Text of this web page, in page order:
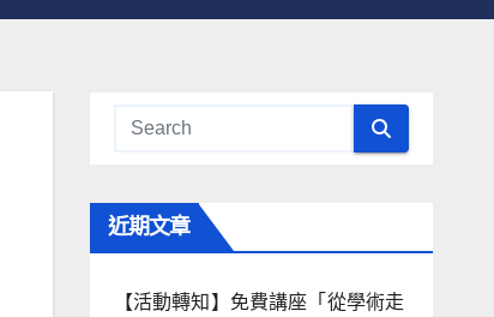
近期文章
【活動轉知】免費講座「從學術走